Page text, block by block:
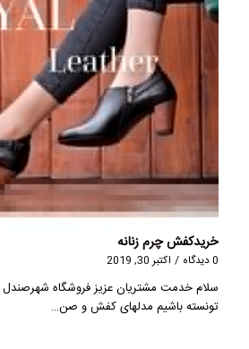
خریدکفش چرم زنانه
0 دیدگاه / اکتبر 30, 2019
سلام خدمت مشتریان عزیز فروشگاه شهرصندل
تونسته باشیم مدلهای کفش و صن…